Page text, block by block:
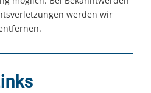
werden wir